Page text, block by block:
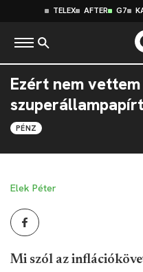
TELEX AFTER G7
Ezért nem
szuperállampapírt
PÉNZ
Elek Péter
Mi szól az